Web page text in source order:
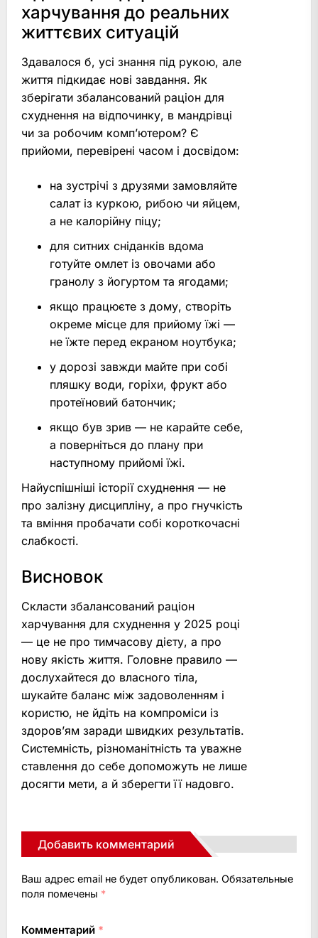
харчування до реальних
життєвих ситуацій
Здавалося б, усі знання під рукою, але
життя підкидає нові завдання. Як
зберігати збалансований раціон для
схуднення на відпочинку, в мандрівці
чи за робочим комп’ютером? Є
прийоми, перевірені часом і досвідом:
на зустрічі з друзями замовляйте
салат із куркою, рибою чи яйцем,
а не калорійну піцу;
для ситних сніданків вдома
готуйте омлет із овочами або
гранолу з йогуртом та ягодами;
якщо працюєте з дому, створіть
окреме місце для прийому їжі —
не їжте перед екраном ноутбука;
у дорозі завжди майте при собі
пляшку води, горіхи, фрукт або
протеїновий батончик;
якщо був зрив — не карайте себе,
а поверніться до плану при
наступному прийомі їжі.
Найуспішніші історії схуднення — не
про залізну дисципліну, а про гнучкість
та вміння пробачати собі короткочасні
слабкості.
Висновок
Скласти збалансований раціон
харчування для схуднення у 2025 році
— це не про тимчасову дієту, а про
нову якість життя. Головне правило —
дослухайтеся до власного тіла,
шукайте баланс між задоволенням і
користю, не йдіть на компроміси із
здоров’ям заради швидких результатів.
Системність, різноманітність та уважне
ставлення до себе допоможуть не лише
досягти мети, а й зберегти її надовго.
Добавить комментарий
Ваш адрес email не будет опубликован. Обязательные
поля помечены *
Комментарий *